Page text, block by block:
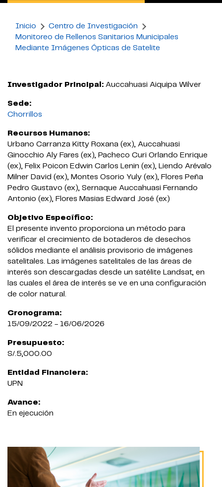
Inicio
Centro de Investigación
Monitoreo de Rellenos Sanitarios Municipales
Mediante Imágenes Ópticas de Satelite
Investigador Principal: Auccahuasi Aiquipa Wilver
Sede:
Chorrillos
Recursos Humanos:
Urbano Carranza Kitty Roxana (ex), Auccahuasi
Ginocchio Aly Fares (ex), Pacheco Curi Orlando Enrique
(ex), Felix Poicon Edwin Carlos Lenin (ex), Liendo Arévalo
Milner David (ex), Montes Osorio Yuly (ex), Flores Peña
Pedro Gustavo (ex), Sernaque Auccahuasi Fernando
Antonio (ex), Flores Masias Edward José (ex)
Objetivo Específico:
El presente invento proporciona un método para
verificar el crecimiento de botaderos de desechos
sólidos mediante el análisis provisorio de imágenes
satelitales. Las imágenes satelitales de las áreas de
interés son descargadas desde un satélite Landsat, en
las cuales el área de interés se ve en una configuración
de color natural.
Cronograma:
15/09/2022 - 16/06/2026
Presupuesto:
S/.5,000.00
Entidad Financiera:
UPN
Avance:
En ejecución